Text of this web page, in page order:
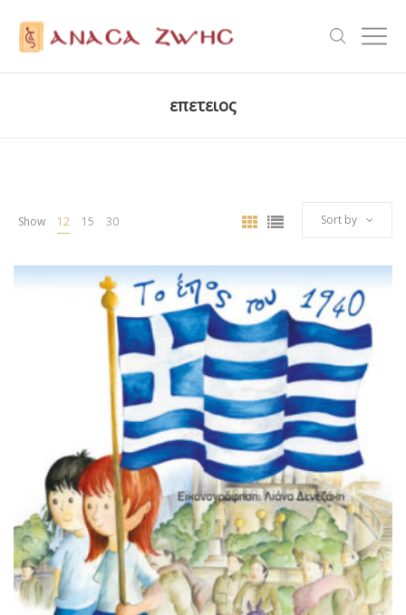
επετειος
Show 12 15 30 Sort by